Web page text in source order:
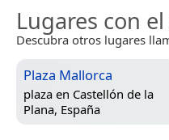
Lugares con
Descubra otros lugares
Plaza Mallorca
plaza en Castellón de la
Plana, España